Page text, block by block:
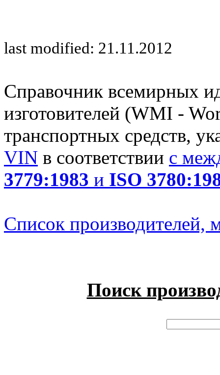
last modified: 21.11.2012
Справочник всемирных
изготовителей (WMI -
транспортных средств,
VIN в соответствии с
3779:1983 и ISO
Список производителей,
Поиск